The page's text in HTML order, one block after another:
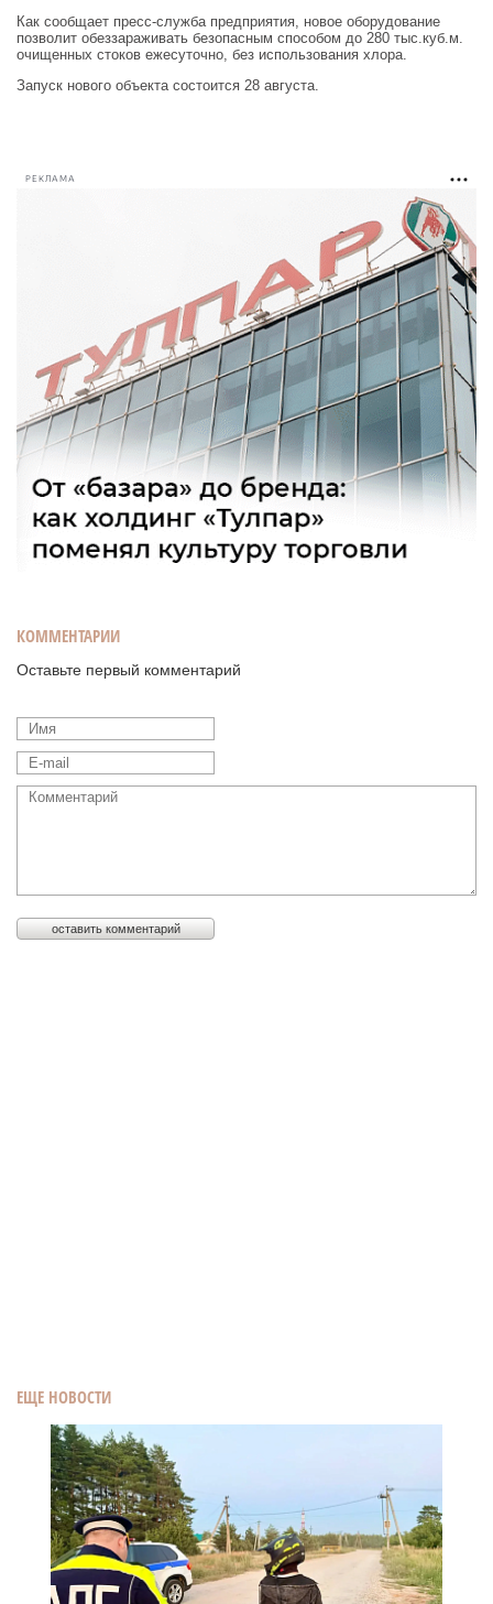
ЕЩЕ НОВОСТИ
Как сообщает пресс-служба предприятия, новое оборудование
позволит обеззараживать безопасным способом до 280 тыс.куб.м.
очищенных стоков ежесуточно, без использования хлора.
Запуск нового объекта состоится 28 августа.
РЕКЛАМА
КОММЕНТАРИИ
Оставьте первый комментарий